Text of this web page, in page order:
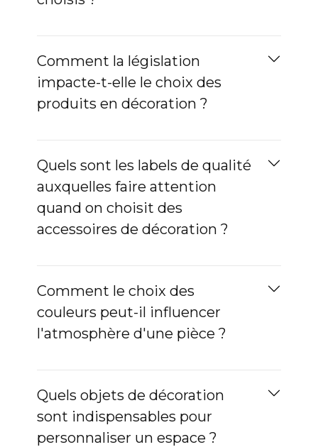
Comment la législation
impacte-t-elle le choix des
produits en décoration ?
Quels sont les labels de qualité
auxquelles faire attention
quand on choisit des
accessoires de décoration ?
Comment le choix des
couleurs peut-il influencer
l'atmosphère d'une pièce ?
Quels objets de décoration
sont indispensables pour
personnaliser un espace ?